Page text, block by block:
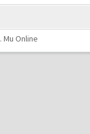
. Mu Online